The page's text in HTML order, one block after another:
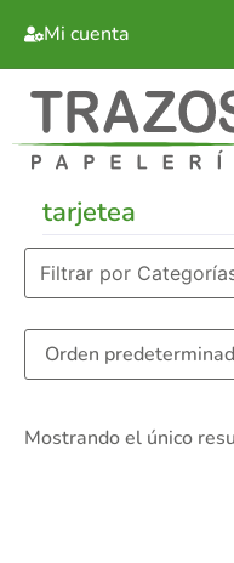
Mi cuenta
tarjetea
Filtrar por
Mostrando el único